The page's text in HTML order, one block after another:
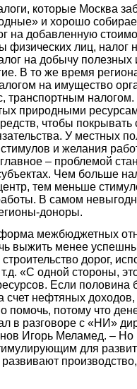
которые Москва
и хорошо
на добавленную
физических лиц, налог
на добычу
В то же время
на имущество
транспортным
природными
чтобы
У местных
и желания
– проблемой
Чем больше
тем меньше
В самом
доноры.
межбюджетных
выжить менее
дорог,
т.д. «С одной стороны,
Если половина
счет нефтяных доходов,
помочь, потому что
в разговоре с «НИ»
Игорь Меламед. –
для